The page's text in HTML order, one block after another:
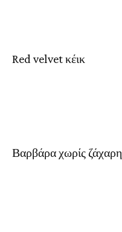
Red velvet κέικ
Βαρβάρα χωρίς ζάχαρη